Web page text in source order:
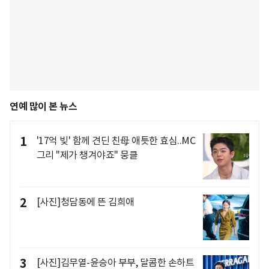
연예 많이 본 뉴스
1
'17억 빚' 함께 견딘 친母 애틋한 효심..MC
그리 "제가 챙겨야죠" 뭉클
2 [사진]청담동에 뜬 김희애
3 [사진]김무열-윤승아 부부, 달콤한 손하트